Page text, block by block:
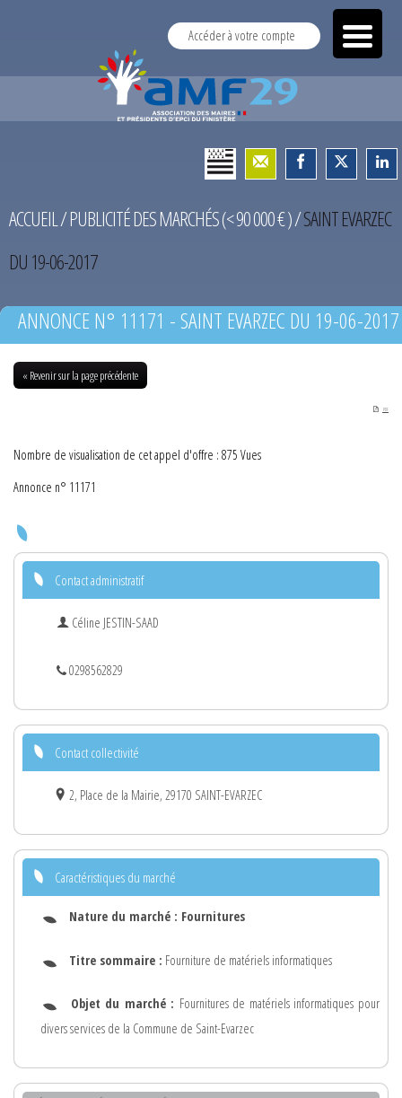
Accéder à votre compte
ACCUEIL/PUBLICITÉ DES MARCHÉS (< 90 000 € )/SAINT EVARZEC
DU 19-06-2017
ANNONCE N° 11171 - SAINT EVARZEC DU 19-06-2017
« Revenir sur la page précédente
PDF
Nombre de visualisation de cet appel d'offre : 875 Vues
Annonce n° 11171
Contact administratif
Céline JESTIN-SAAD
0298562829
Contact collectivité
2, Place de la Mairie, 29170 SAINT-EVARZEC
Caractéristiques du marché
Nature du marché : Fournitures
Titre sommaire : Fourniture de matériels informatiques
Objet du marché : Fournitures de matériels informatiques pour
divers services de la Commune de Saint-Evarzec